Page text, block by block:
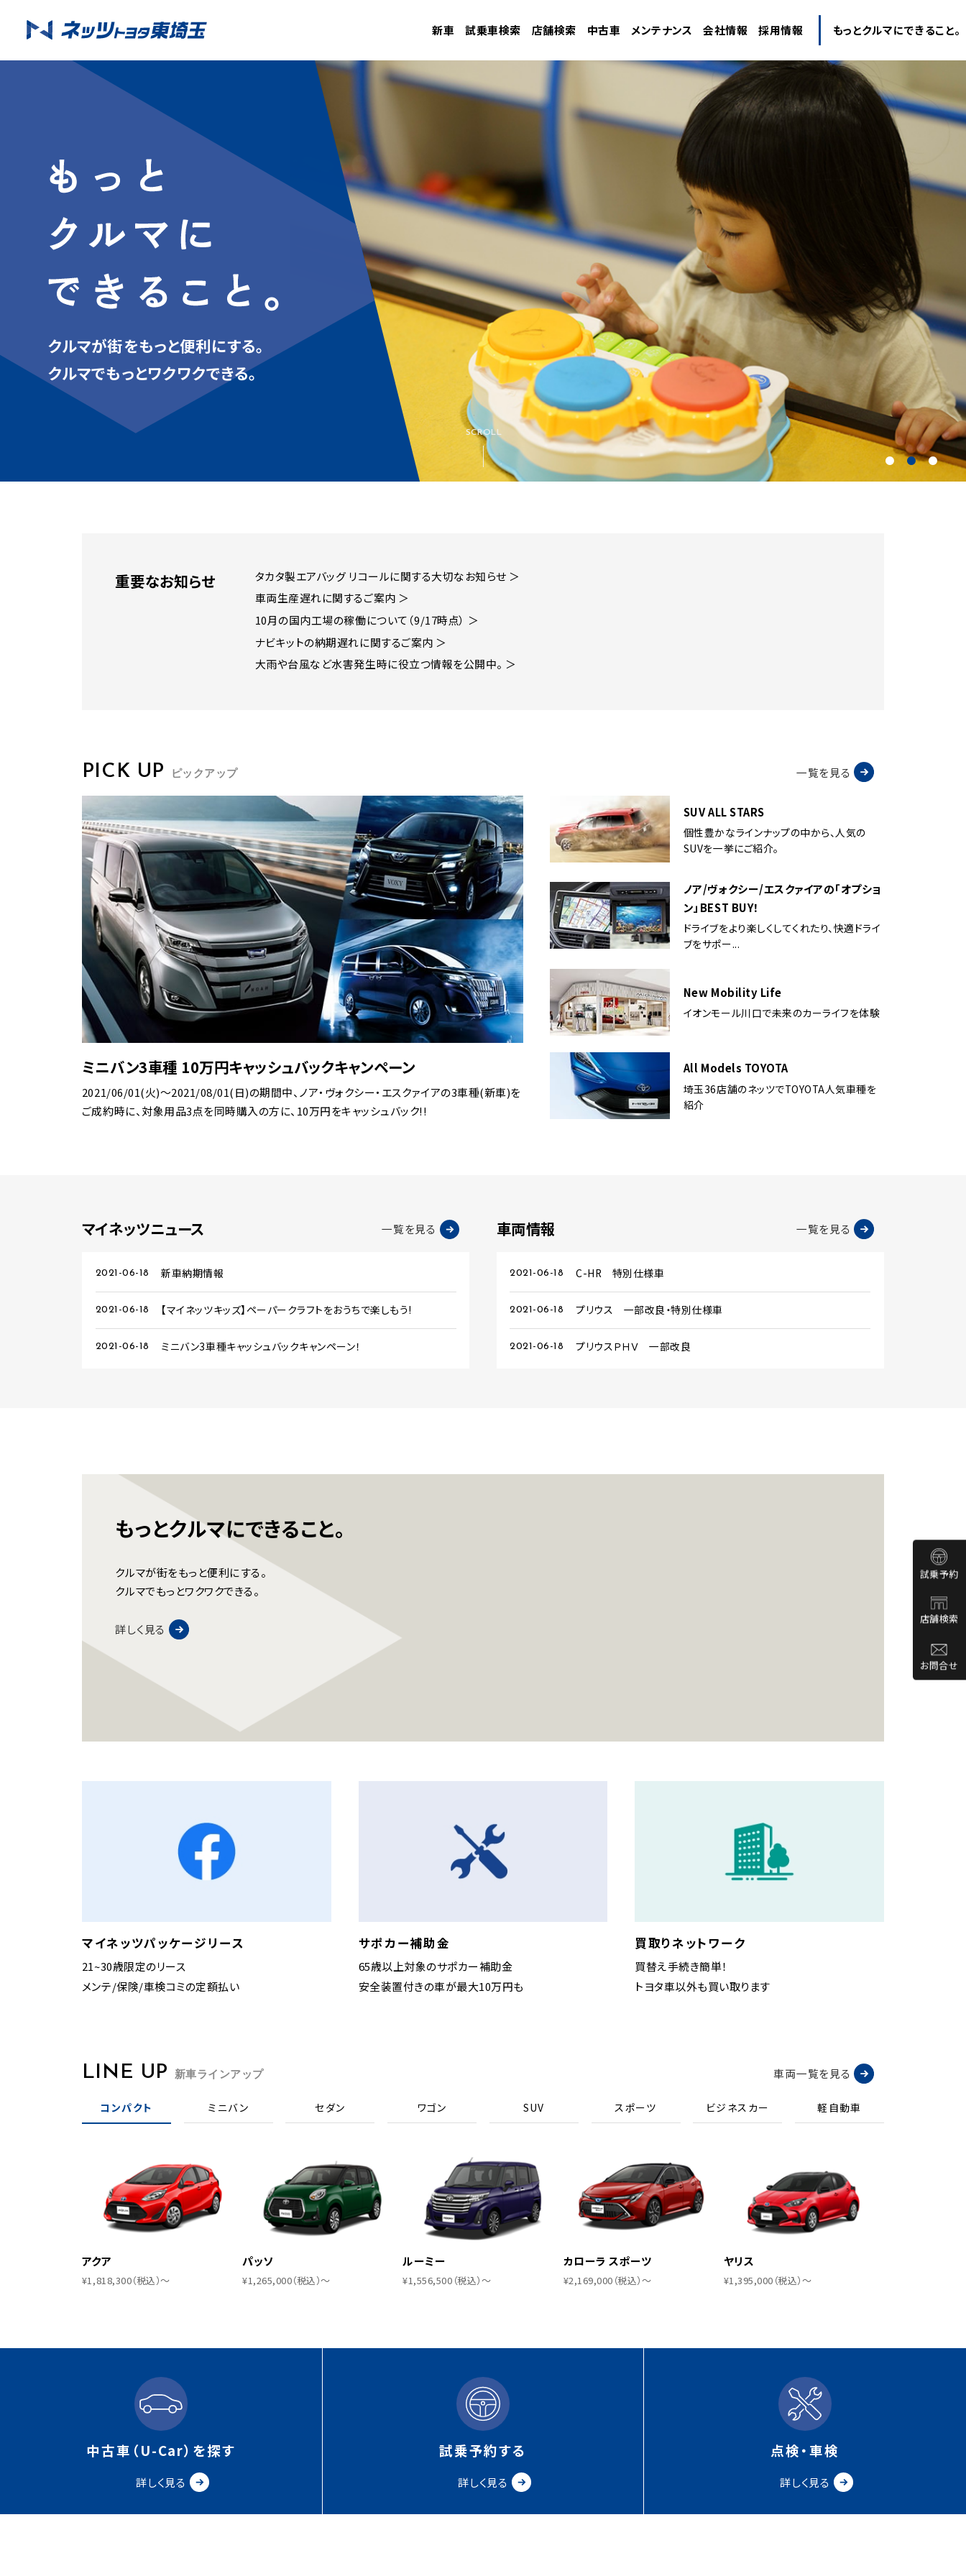
新車 試乗車検索 店舗検索 中古車 メンテナンス 会社情報 採用情報 もっとクルマにできること。
試乗予約
店舗検索
お問合せ
クルマが街をもっと便利にする。
クルマでもっとワクワクできる。
SCROLL
重要なお知らせ
タカタ製エアバッグ リコールに関する大切なお知らせ ＞
車両生産遅れに関するご案内 ＞
10月の国内工場の稼働について（9/17時点） ＞
ナビキットの納期遅れに関するご案内 ＞
大雨や台風など水害発生時に役立つ情報を公開中。 ＞
PICK UP ピックアップ 一覧を見る
ミニバン3車種 10万円キャッシュバックキャンペーン
2021/06/01(火)～2021/08/01(日)の期間中、ノア・ヴォクシー・エスクァイアの3車種(新車)を
ご成約時に、対象用品3点を同時購入の方に、10万円をキャッシュバック!!
SUV ALL STARS
個性豊かなラインナップの中から、人気の
SUVを一挙にご紹介。
ノア/ヴォクシー/エスクァイアの「オプショ
ン」BEST BUY！
ドライブをより楽しくしてくれたり、快適ドライ
ブをサポー...
New Mobility Life
イオンモール川口で未来のカーライフを体験
All Models TOYOTA
埼玉36店舗のネッツでTOYOTA人気車種を
紹介
マイネッツニュース 一覧を見る
2021-06-18 新車納期情報
2021-06-18 【マイネッツキッズ】ペーパークラフトをおうちで楽しもう!
2021-06-18 ミニバン3車種キャッシュバックキャンペーン！
車両情報 一覧を見る
2021-06-18 C-HR 特別仕様車
2021-06-18 プリウス 一部改良・特別仕様車
2021-06-18 プリウスＰＨＶ 一部改良
もっとクルマにできること。
クルマが街をもっと便利にする。
クルマでもっとワクワクできる。
詳しく見る
マイネッツパッケージリース
21~30歳限定のリース
メンテ/保険/車検コミの定額払い
サポカー補助金
65歳以上対象のサポカー補助金
安全装置付きの車が最大10万円も
買取りネットワーク
買替え手続き簡単！
トヨタ車以外も買い取ります
LINE UP 新車ラインアップ 車両一覧を見る
コンパクト ミニバン セダン ワゴン SUV スポーツ ビジネスカー 軽自動車
アクア
¥1,818,300（税込）〜
パッソ
¥1,265,000（税込）〜
ルーミー
¥1,556,500（税込）〜
カローラ スポーツ
¥2,169,000（税込）〜
ヤリス
¥1,395,000（税込）〜
中古車（U-Car）を探す
詳しく見る
試乗予約する
詳しく見る
点検・車検
詳しく見る